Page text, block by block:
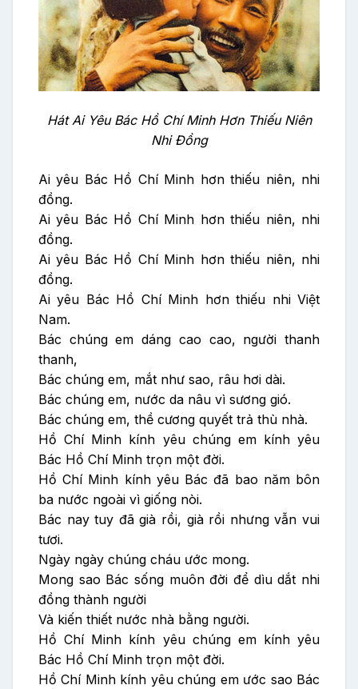
Hát Ai Yêu Bác Hồ Chí Minh Hơn Thiếu Niên
Nhi Đồng
Ai yêu Bác Hồ Chí Minh hơn thiếu niên, nhi
đồng.
Ai yêu Bác Hồ Chí Minh hơn thiếu niên, nhi
đồng.
Ai yêu Bác Hồ Chí Minh hơn thiếu niên, nhi
đồng.
Ai yêu Bác Hồ Chí Minh hơn thiếu nhi Việt
Nam.
Bác chúng em dáng cao cao, người thanh
thanh,
Bác chúng em, mắt như sao, râu hơi dài.
Bác chúng em, nước da nâu vì sương gió.
Bác chúng em, thề cương quyết trả thù nhà.
Hồ Chí Minh kính yêu chúng em kính yêu
Bác Hồ Chí Minh trọn một đời.
Hồ Chí Minh kính yêu Bác đã bao năm bôn
ba nước ngoài vì giống nòi.
Bác nay tuy đã già rồi, già rồi nhưng vẫn vui
tươi.
Ngày ngày chúng cháu ước mong.
Mong sao Bác sống muôn đời để dìu dắt nhi
đồng thành người
Và kiến thiết nước nhà bằng người.
Hồ Chí Minh kính yêu chúng em kính yêu
Bác Hồ Chí Minh trọn một đời.
Hồ Chí Minh kính yêu chúng em ước sao Bác